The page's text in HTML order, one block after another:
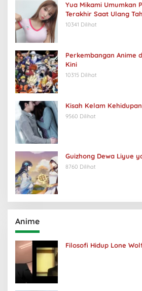
Yua Mikami Umumkan
Terakhir Saat Ulang
10341 Dilihat
Perkembangan Anime
Kini
10315 Dilihat
Kisah Kelam
9560 Dilihat
Guizhong Dewa Liyue
8760 Dilihat
Anime
Filosofi Hidup Lone